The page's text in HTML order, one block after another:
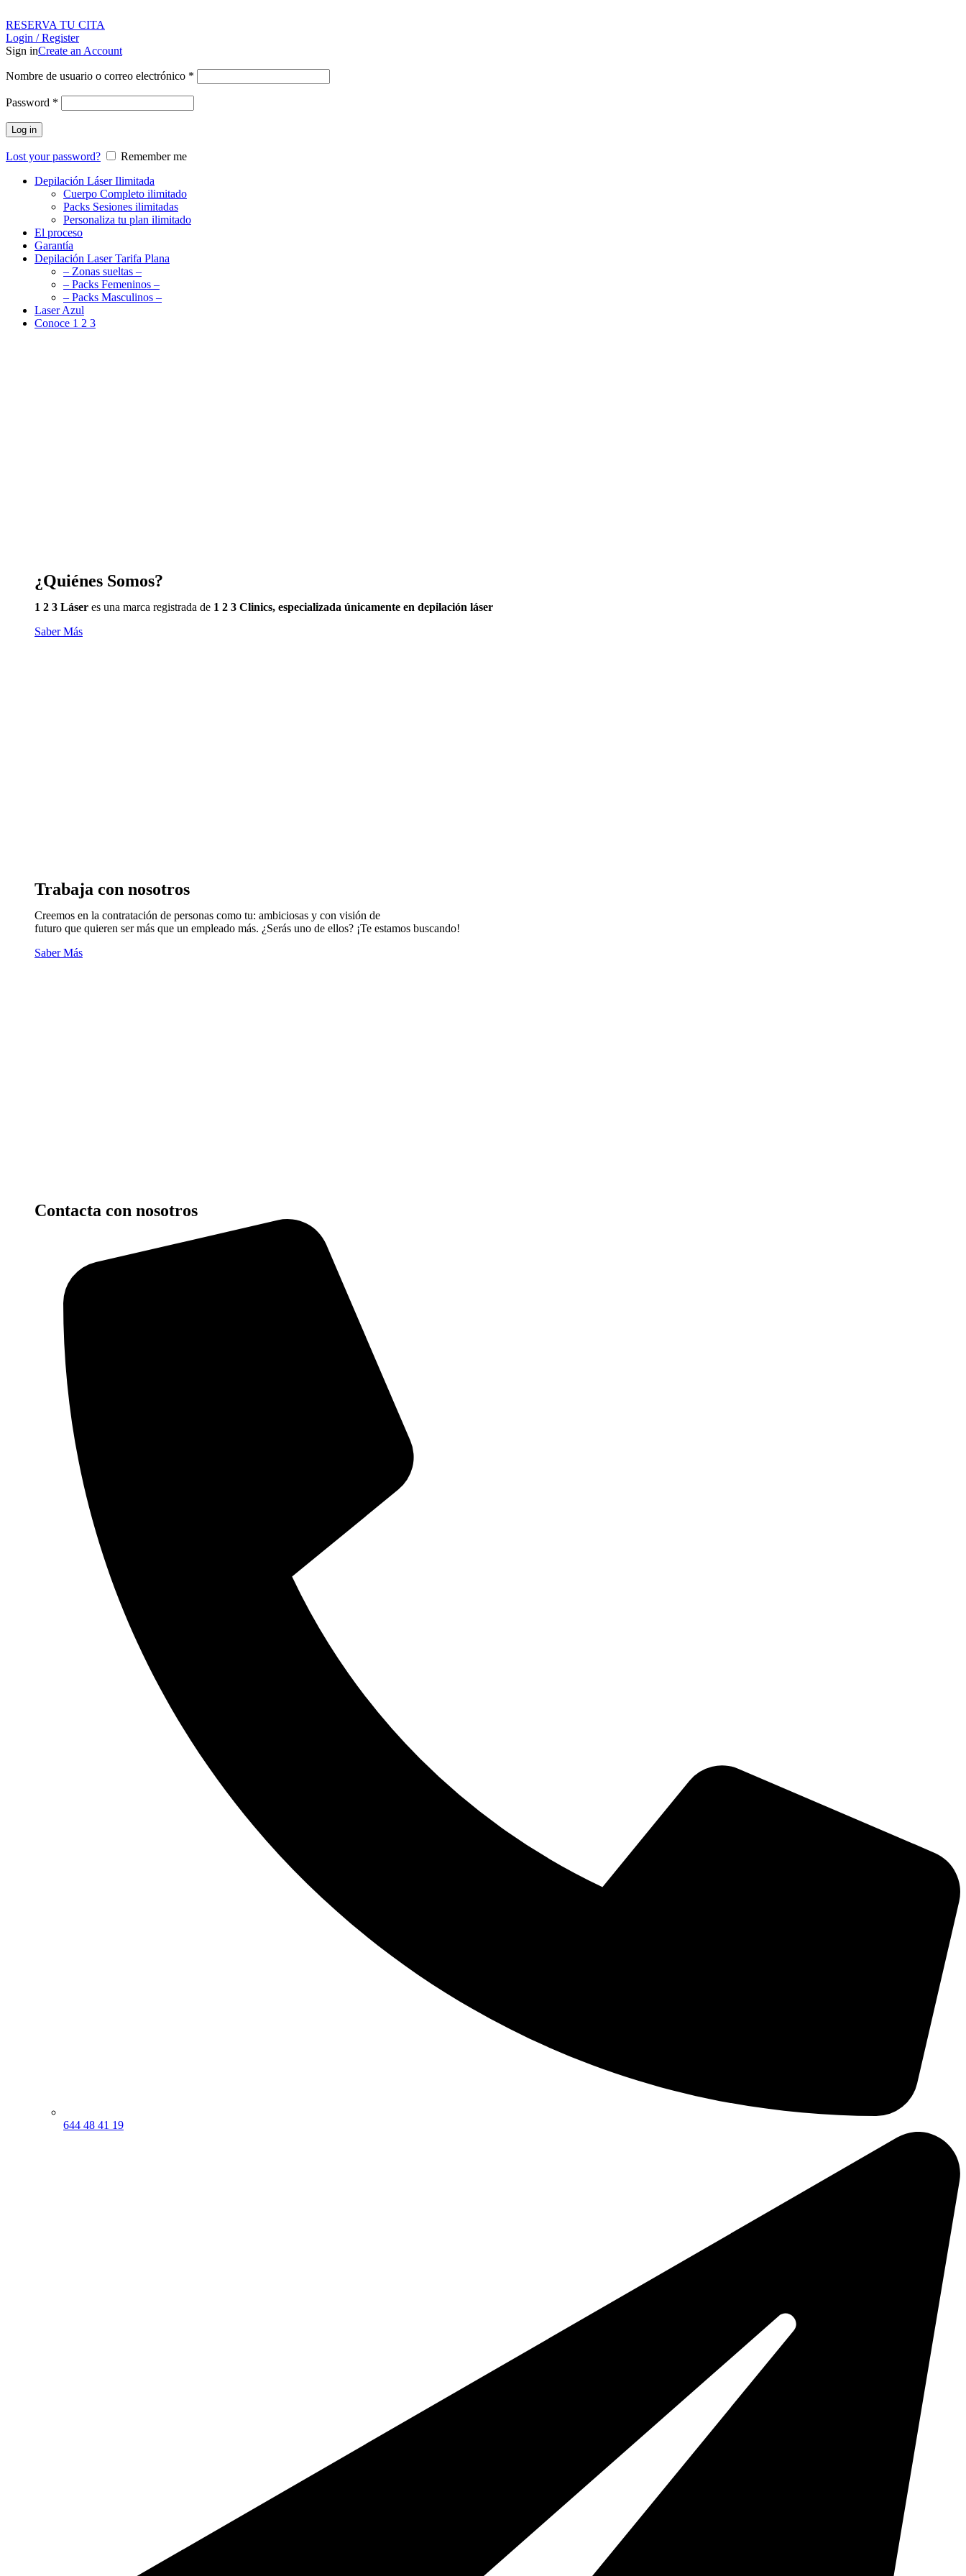
RESERVA TU CITA
Login / Register
Sign inCreate an Account
Nombre de usuario o correo electrónico *
Password *
Log in
Lost your password?
Remember me
Depilación Láser Ilimitada
Cuerpo Completo ilimitado
Packs Sesiones ilimitadas
Personaliza tu plan ilimitado
El proceso
Garantía
Depilación Laser Tarifa Plana
– Zonas sueltas –
– Packs Femeninos –
– Packs Masculinos –
Laser Azul
Conoce 1 2 3
¿Quiénes Somos?
1 2 3 Láser es una marca registrada de 1 2 3 Clinics, especializada únicamente en depilación láser
Saber Más
Trabaja con nosotros
Creemos en la contratación de personas como tu: ambiciosas y con visión de
futuro que quieren ser más que un empleado más. ¿Serás uno de ellos? ¡Te estamos buscando!
Saber Más
Contacta con nosotros
644 48 41 19